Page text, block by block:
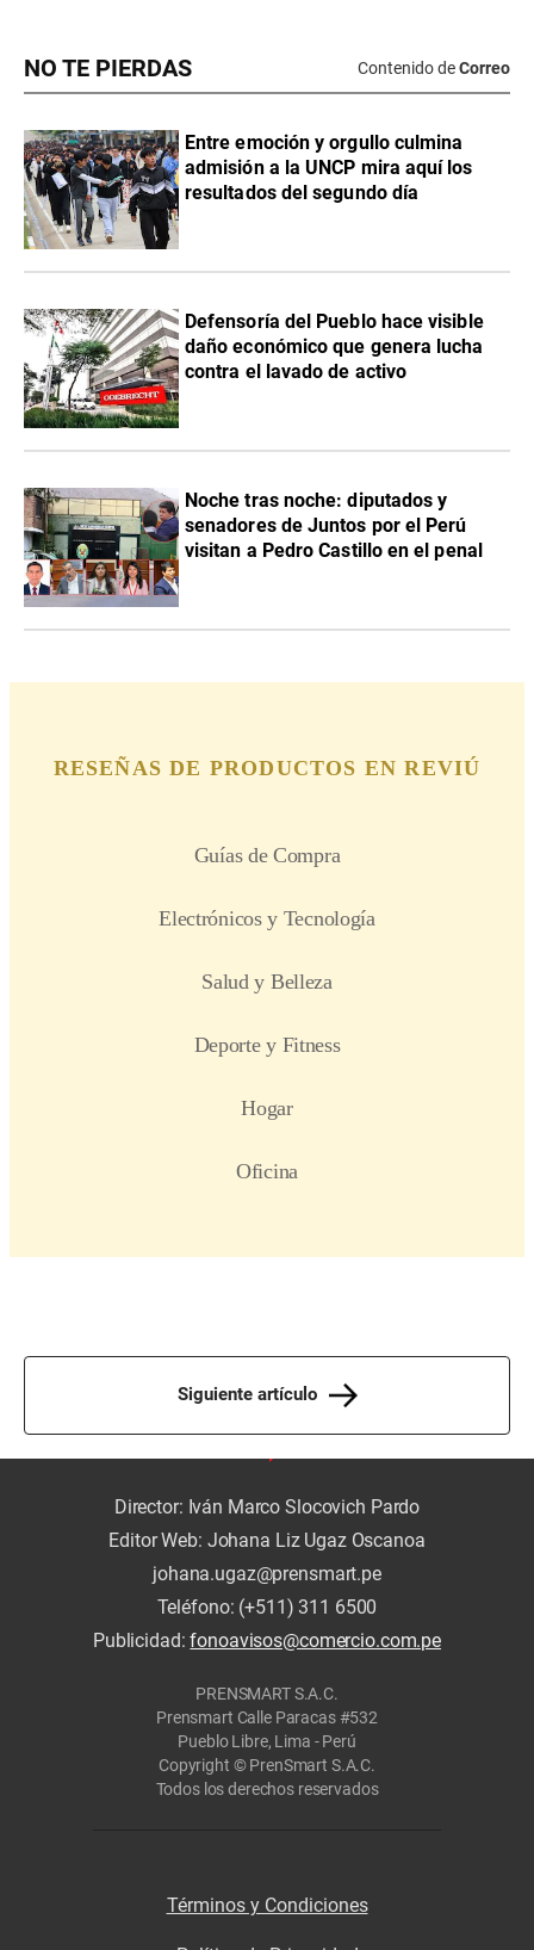
NO TE PIERDAS Contenido deCorreo
Entre emoción y orgullo culmina
admisión a la UNCP mira aquí los
resultados del segundo día
Defensoría del Pueblo hace visible
daño económico que genera lucha
contra el lavado de activo
Noche tras noche: diputados y
senadores de Juntos por el Perú
visitan a Pedro Castillo en el penal
Siguiente artículo
Director: Iván Marco Slocovich Pardo
Editor Web: Johana Liz Ugaz Oscanoa
johana.ugaz@prensmart.pe
Teléfono: (+511) 311 6500
Publicidad:fonoavisos@comercio.com.pe
PRENSMART S.A.C.
Prensmart Calle Paracas #532
Pueblo Libre, Lima - Perú
Copyright © PrenSmart S.A.C.
Todos los derechos reservados
Términos y Condiciones